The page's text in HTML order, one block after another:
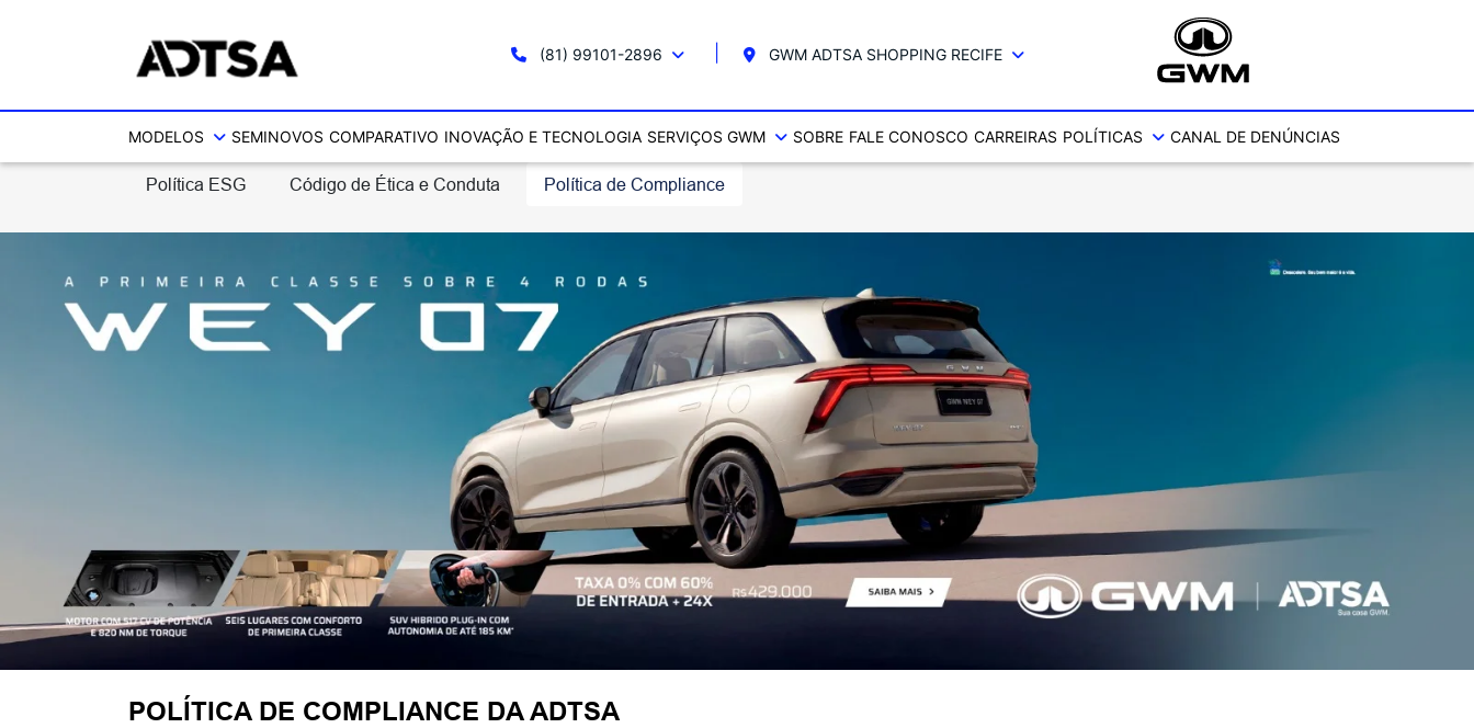
(81) 99101-2896 GWM ADTSA SHOPPING RECIFE
MODELOS SEMINOVOS COMPARATIVO INOVAÇÃO E TECNOLOGIA SERVIÇOS GWM SOBRE FALE CONOSCO CARREIRAS POLÍTICAS CANAL DE DENÚNCIAS
Política ESG Código de Ética e Conduta Política de Compliance
POLÍTICA DE COMPLIANCE DA ADTSA